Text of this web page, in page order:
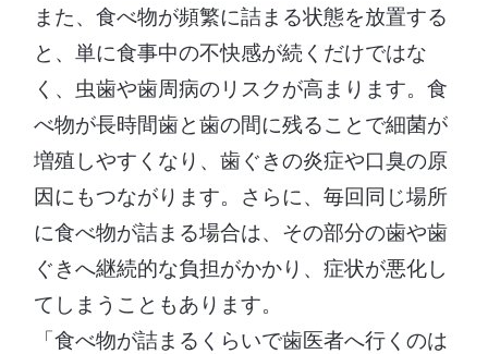
また、食べ物が頻繁に詰まる状態を放置する
と、単に食事中の不快感が続くだけではな
く、虫歯や歯周病のリスクが高まります。食
べ物が長時間歯と歯の間に残ることで細菌が
増殖しやすくなり、歯ぐきの炎症や口臭の原
因にもつながります。さらに、毎回同じ場所
に食べ物が詰まる場合は、その部分の歯や歯
ぐきへ継続的な負担がかかり、症状が悪化し
てしまうこともあります。
「食べ物が詰まるくらいで歯医者へ行くのは